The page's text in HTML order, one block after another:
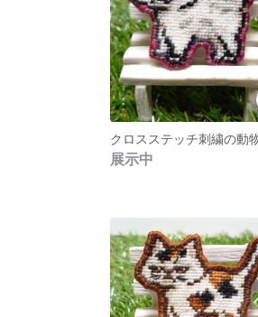
展示中